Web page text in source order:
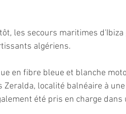
les secours maritimes
algériens.
en fibre bleue et blanche
localité balnéaire à
été pris en charge